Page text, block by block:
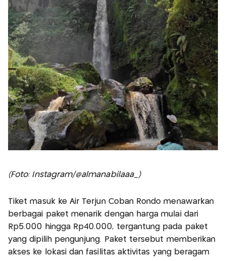
(Foto: Instagram/@almanabilaaa_)
Tiket masuk ke Air Terjun Coban Rondo menawarkan
berbagai paket menarik dengan harga mulai dari
Rp5.000 hingga Rp40.000, tergantung pada paket
yang dipilih pengunjung. Paket tersebut memberikan
akses ke lokasi dan fasilitas aktivitas yang beragam